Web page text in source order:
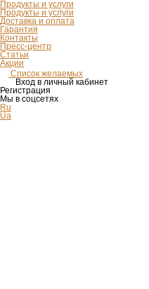
Продукты и услуги
Продукты и услуги
Доставка и оплата
Гарантия
Контакты
Пресс-центр
Статьи
Акции
Список желаемых
Вход в личный кабинет
Регистрация
Мы в соцсетях
Ru
Ua